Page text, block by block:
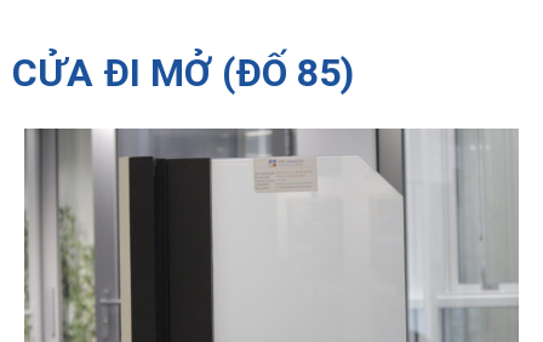
CỬA ĐI MỞ (ĐỐ 85)